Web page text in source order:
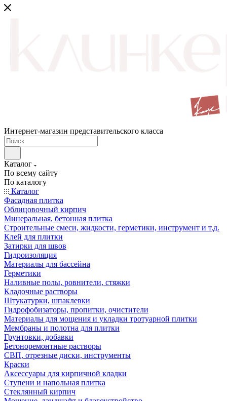
Интернет-магазин представительского класса
Каталог
По всему сайту
По каталогу
Каталог
Фасадная плитка
Облицовочный кирпич
Минеральная, бетонная плитка
Строительные смеси, жидкости, герметики, инструмент и т.д.
Клей для плитки
Затирки для швов
Гидроизоляция
Материалы для бассейна
Герметики
Наливные полы, ровнители, стяжки
Кладочные растворы
Штукатурки, шпаклевки
Гидрофобизаторы, пропитки, очистители
Материалы для мощения и укладки тротуарной плитки
Мембраны и полотна для плитки
Грунтовки, добавки
Бетоноремонтные растворы
СВП, отрезные диски, инструменты
Краски
Аксессуары для кирпичной кладки
Ступени и напольная плитка
Cтеклянный кирпич